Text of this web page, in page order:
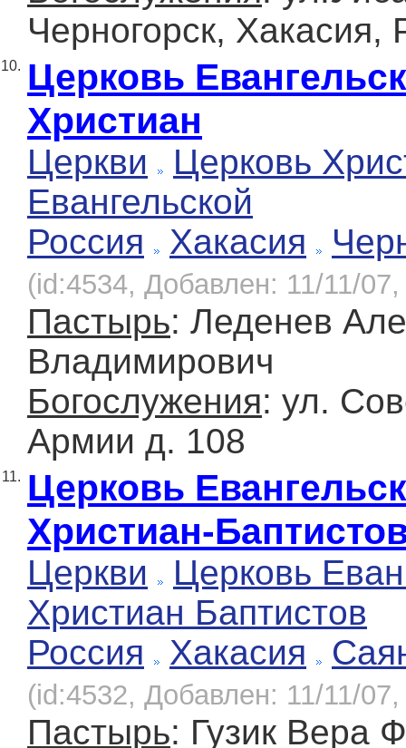
Черногорск, Хакасия,
10. Церковь
Христиан
Церкви
Церковь
Евангельской
Россия
Хакасия
(id:4534, Добавлен: 11/11/
Пастырь: Леденев
Владимирович
Богослужения: ул.
Армии д. 108
11. Церковь
Христиан-
Церкви
Церковь
Христиан Баптистов
Россия
Хакасия
(id:4532, Добавлен: 11/11/
Пастырь: Гузик Вера